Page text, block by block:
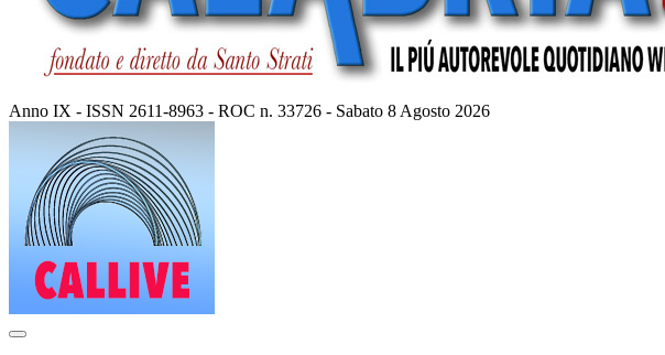
Anno IX - ISSN 2611-8963 - ROC n. 33726 - Sabato 8 Agosto 2026